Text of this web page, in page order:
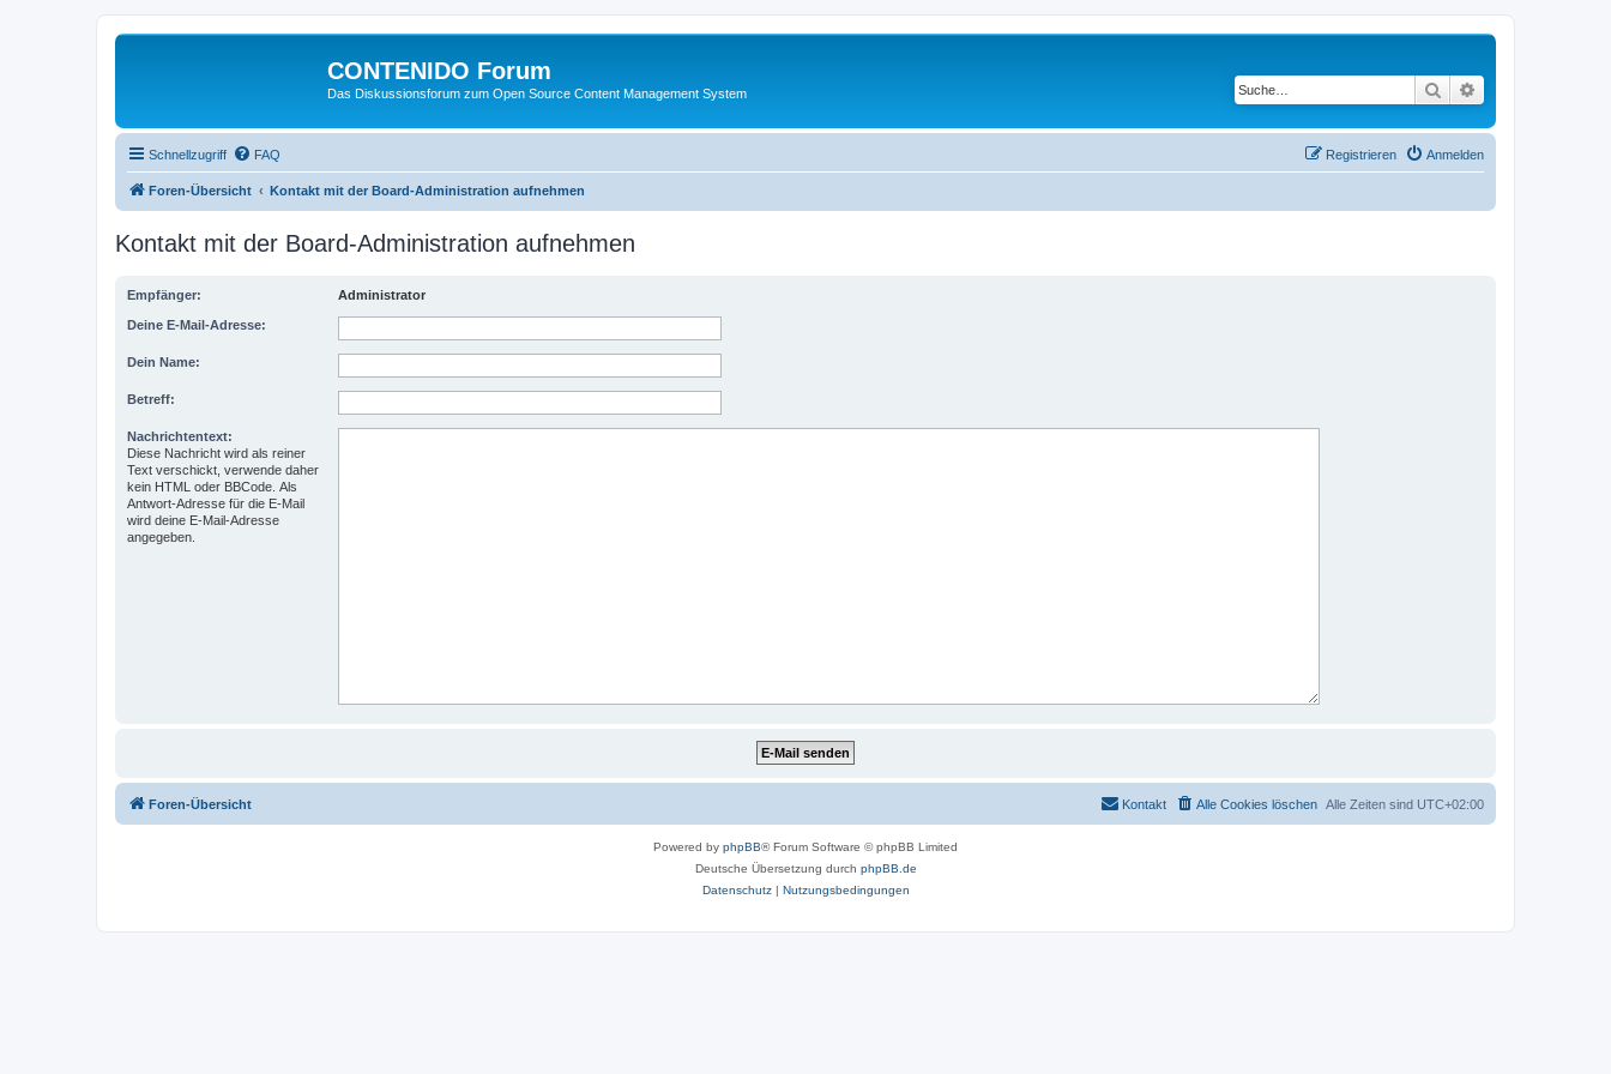
CONTENIDO Forum
Das Diskussionsforum zum Open Source Content Management System Suche
Schnellzugriff FAQ Anmelden
Registrieren
Foren-Übersicht Kontakt mit der Board-Administration aufnehmen
Kontakt mit der Board-Administration aufnehmen
Empfänger: Administrator
Deine E-Mail-Adresse:
Dein Name:
Betreff:
Nachrichtentext:
Diese Nachricht wird als reiner
Text verschickt, verwende daher
kein HTML oder BBCode. Als
Antwort-Adresse für die E-Mail
wird deine E-Mail-Adresse
angegeben.
Foren-Übersicht Alle Zeiten sind UTC+02:00
Alle Cookies löschen
Kontakt
Powered by phpBB® Forum Software © phpBB Limited
Deutsche Übersetzung durch phpBB.de
Datenschutz| Nutzungsbedingungen